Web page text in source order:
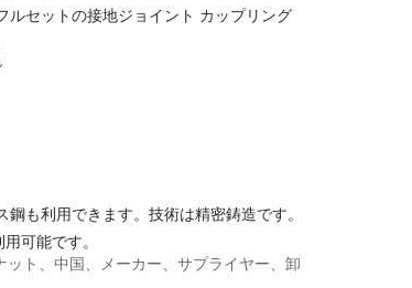
ルセットの接地ジョイント カップリング
も利用できます。技術は精密鋳造です。
可能です。
ト、中国、メーカー、サプライヤー、卸